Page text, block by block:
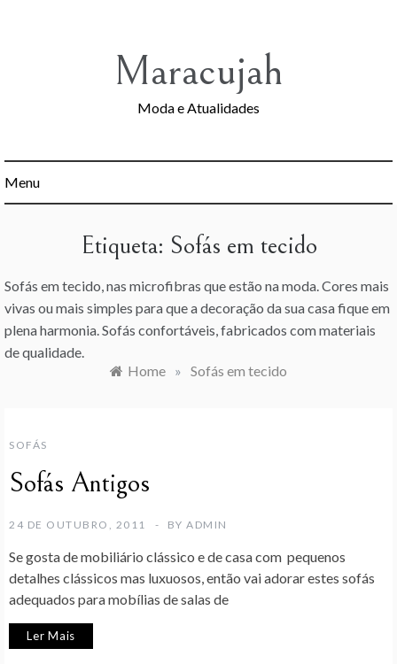
Maracujah
Moda e Atualidades
Menu
Etiqueta: Sofás em tecido
Sofás em tecido, nas microfibras que estão na moda. Cores mais
vivas ou mais simples para que a decoração da sua casa fique em
plena harmonia. Sofás confortáveis, fabricados com materiais
de qualidade.
Home » Sofás em tecido
SOFÁS
Sofás Antigos
24 DE OUTUBRO, 2011 BY ADMIN
Se gosta de mobiliário clássico e de casa com pequenos
detalhes clássicos mas luxuosos, então vai adorar estes sofás
adequados para mobílias de salas de
Ler Mais